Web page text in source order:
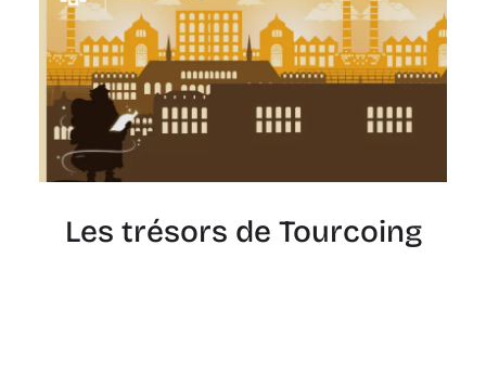
Les trésors de Tourcoing